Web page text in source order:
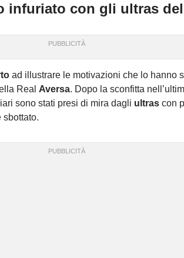
infuriato con gli ultras
ad illustrare le motivazioni che lo hanno
Real Aversa. Dopo la sconfitta
sono stati presi di mira dagli ultras con
sbottato.